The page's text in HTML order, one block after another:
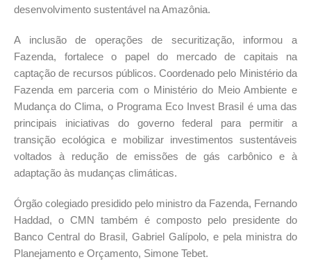
desenvolvimento sustentável na Amazônia.
A inclusão de operações de securitização, informou a
Fazenda, fortalece o papel do mercado de capitais na
captação de recursos públicos. Coordenado pelo Ministério da
Fazenda em parceria com o Ministério do Meio Ambiente e
Mudança do Clima, o Programa Eco Invest Brasil é uma das
principais iniciativas do governo federal para permitir a
transição ecológica e mobilizar investimentos sustentáveis
voltados à redução de emissões de gás carbônico e à
adaptação às mudanças climáticas.
Órgão colegiado presidido pelo ministro da Fazenda, Fernando
Haddad, o CMN também é composto pelo presidente do
Banco Central do Brasil, Gabriel Galípolo, e pela ministra do
Planejamento e Orçamento, Simone Tebet.